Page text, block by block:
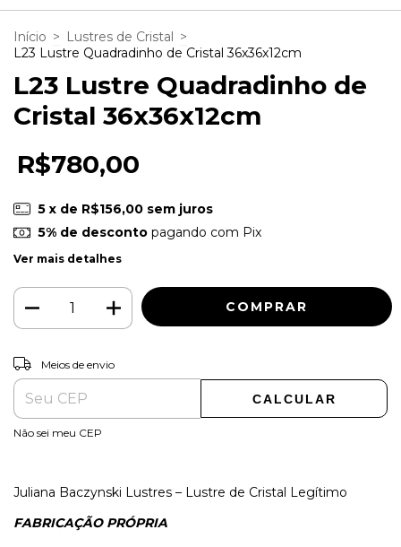
Início > Lustres de Cristal >
L23 Lustre Quadradinho de Cristal 36x36x12cm
L23 Lustre Quadradinho de
Cristal 36x36x12cm
R$780,00
5 x de R$156,00 sem juros
5% de descontopagando com Pix
Ver mais detalhes
Entregas para o CEP:
Meios de envio
CALCULAR
Não sei meu CEP
Juliana Baczynski Lustres – Lustre de Cristal Legítimo
FABRICAÇÃO PRÓPRIA